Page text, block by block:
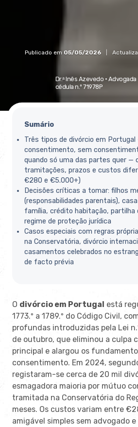
Publicado em 05/05/2026
Dr.ᵃ Inês Azevedo · Advogada
cédula n.º 71978P
Sumário
Três tipos de divórcio em
consentimento, sem
quando só uma das partes quer —
tramitações, prazos e custos
€280 e €5.000+)
Decisões críticas a tomar: filhos
(responsabilidades parentais),
família, crédito habitação, partilha
regime de proteção jurídica
Casos especiais com regras
na Conservatória, divórcio
casamentos celebrados no
de facto prévia
O divórcio em Portugal está
1773.º a 1789.º do Código Civil,
profundas introduzidas pela Lei
de outubro, que eliminou a culpa
principal e alargou os
consentimento. Em 2024,
registaram-se cerca de 20 mil
esmagadora maioria por mútuo
tramitada na Conservatória do
meses. Os custos variam entre
amigável simples sem advogado